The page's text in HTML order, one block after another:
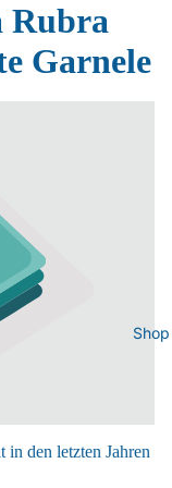
Shop
Rubra
Garnele
in den letzten Jahren